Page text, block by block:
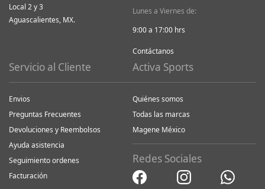
Local 2 y 3
Aguascalientes, MX.
Lunes a Viernes de:
9:00 a 17:00 hrs
Contáctanos
Servicio al Cliente
Envios
Preguntas Frecuentes
Devoluciones y Reembolsos
Ayuda asistencia
Seguimiento ordenes
Facturación
Activa Sports
Quiénes somos
Todas las marcas
Magene México
Redes Sociales